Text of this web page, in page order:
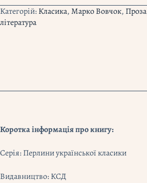
Вовчок
кількість
Категорій:Класика,Марко Вовчок, Проза
література
Коротка інформація про книгу:
Серія: Перлини української класики
Видавництво: КСД